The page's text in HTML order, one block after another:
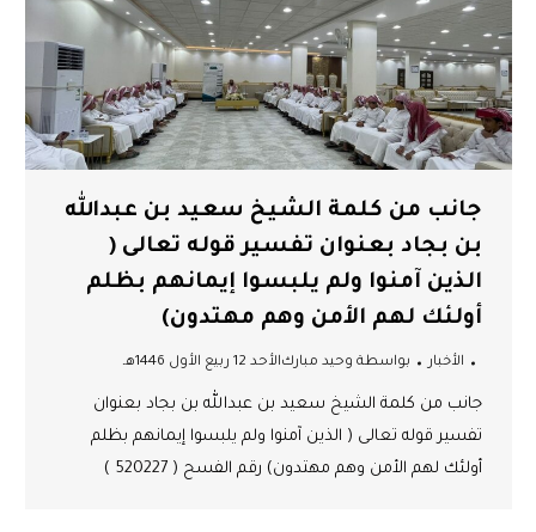
جانب من كلمة الشيخ سعيد بن عبدالله
بن بجاد بعنوان تفسير قوله تعالى (
الذين آمنوا ولم يلبسوا إيمانهم بظلم
أولئك لهم الأمن وهم مهتدون)
الأخبار بواسطة وحيد مباركالأحد 12 ربيع الأول 1446هـ
جانب من كلمة الشيخ سعيد بن عبدالله بن بجاد بعنوان
تفسير قوله تعالى ( الذين آمنوا ولم يلبسوا إيمانهم بظلم
أولئك لهم الأمن وهم مهتدون) رقم الفسح ( 520227 )